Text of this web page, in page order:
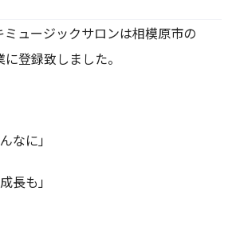
ュージックサロンは相模原市の
登録致しました。
なに」
長も」